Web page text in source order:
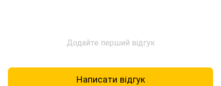
Додайте перший відгук
Написати відгук